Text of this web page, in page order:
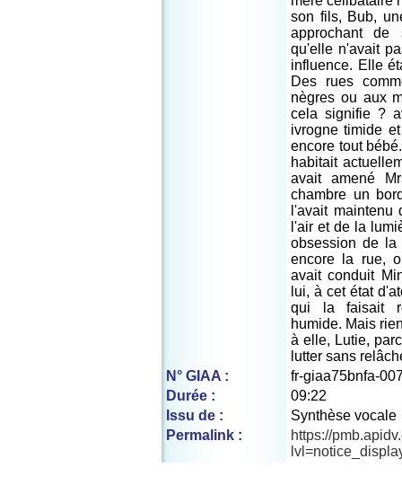
son fils, Bub,
approchant
qu'elle n'avait
influence. Elle
Des rues
nègres ou aux
cela signifie ?
ivrogne timide
encore tout
habitait
avait amené
chambre un
l'avait
l'air et de la
obsession de la
encore la rue,
avait conduit
lui, à cet état
qui la faisait
humide. Mais
à elle, Lutie,
lutter sans
N° GIAA :
fr-giaa75bnfa-
Durée :
09:22
Issu de :
Synthèse vocale
Permalink :
https://